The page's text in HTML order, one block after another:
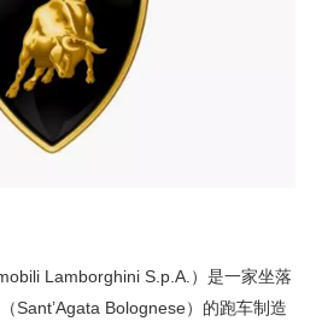
Lamborghini S.p.A.）是一家坐落
Sant’Agata Bolognese）的跑车制造